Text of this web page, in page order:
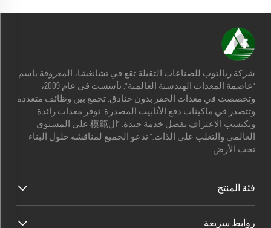
شركة ريالتوب للصناعات الثقيلة تقع في تشانغشا، المعروفة باسم
"عاصمة المعدات الهندسية العالمية". تأسست في عام 2009،
وتخصصت في معدات الحفر بدون خنادق. تجمع بين وظائف متعددة
وتتصدر في ماكينات دفع الأنابيب المصدرة. توفر معدات رائدة
وتكتسب الاعتراف بفضل خدمة جيدة. "ال模範 على المستوى
العالمي والتغلب على الذات." تدعو الجميع لمناقشة حلول البناء
تحت الأرض.
فئة المنتج
روابط سريعة